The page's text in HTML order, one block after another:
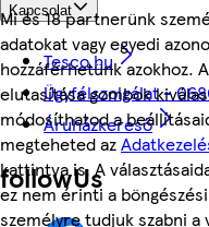
Mi és 18 partnerünk
adatokat vagy egyedi
hozzáférhetünk azokhoz.
elutasítása gombok
módosíthatod a
megteheted az
kattintva is. A
ez nem érinti a
személyre tudjuk szabni a
Kapcsolat
Tesco.hu
Ügyfélszolgálat -
Áruházkereső
followUs